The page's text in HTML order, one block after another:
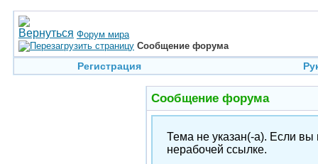
Форум мира
Сообщение форума
Регистрация
Сообщение форума
Тема не указан(-а). Если
нерабочей ссылке.